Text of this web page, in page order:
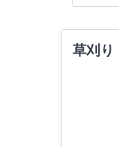
草刈り